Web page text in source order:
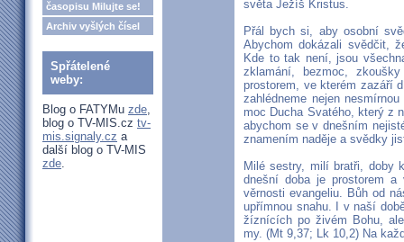
časopisu Milujte se!
Archiv vyšlých čísel
Spřátelené
weby:
Blog o FATYMu zde,
blog o TV-MIS.cz tv-
mis.signaly.cz a
další blog o TV-MIS
zde.
světa Ježíš Kristus.
Přál bych si, aby osobní
Abychom dokázali svědčit,
Kde to tak není, jsou
zklamání, bezmoc,
prostorem, ve kterém zazáří
zahlédneme nejen
moc Ducha Svatého, který z
abychom se v dnešním
znamením naděje a svědky
Milé sestry, milí bratři, doby
dnešní doba je prostorem
věrnosti evangeliu. Bůh od
upřímnou snahu. I v naší
žíznících po živém Bohu,
my. (Mt 9,37; Lk 10,2) Na